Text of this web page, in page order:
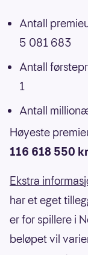
Antall
5 081 683
Antall
1
Antall
Høyeste
116 618 550
Ekstra
har et eget
er for spillere i
beløpet vil